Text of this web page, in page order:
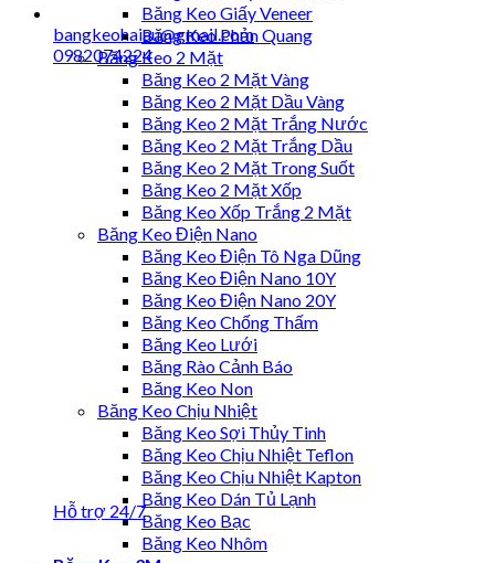
bangkeohaiau@gmail.com
0982074224
Hỗ trợ 24/7
Băng Keo Giấy Veneer
Băng Keo Phản Quang
Băng Keo 2 Mặt
Băng Keo 2 Mặt Vàng
Băng Keo 2 Mặt Dầu Vàng
Băng Keo 2 Mặt Trắng Nước
Băng Keo 2 Mặt Trắng Dầu
Băng Keo 2 Mặt Trong Suốt
Băng Keo 2 Mặt Xốp
Băng Keo Xốp Trắng 2 Mặt
Băng Keo Điện Nano
Băng Keo Điện Tô Nga Dũng
Băng Keo Điện Nano 10Y
Băng Keo Điện Nano 20Y
Băng Keo Chống Thấm
Băng Keo Lưới
Băng Rào Cảnh Báo
Băng Keo Non
Băng Keo Chịu Nhiệt
Băng Keo Sợi Thủy Tinh
Băng Keo Chịu Nhiệt Teflon
Băng Keo Chịu Nhiệt Kapton
Băng Keo Dán Tủ Lạnh
Băng Keo Bạc
Băng Keo Nhôm